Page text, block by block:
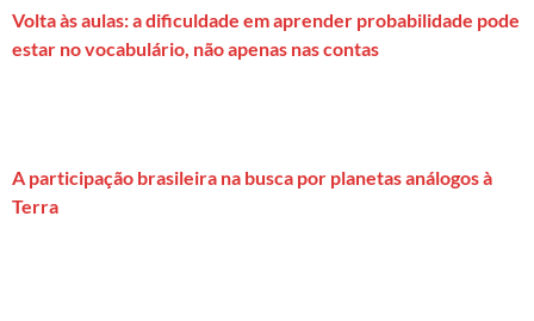
Volta às aulas: a dificuldade em aprender probabilidade pode
estar no vocabulário, não apenas nas contas
A participação brasileira na busca por planetas análogos à
Terra